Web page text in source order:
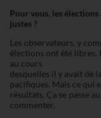
Pour vous, les
justes ?
Les observateurs, y
élections ont été libres.
au cours
desquelles il y avait de
pacifiques. Mais ce qui
résultats. Ça se passe
commenter.